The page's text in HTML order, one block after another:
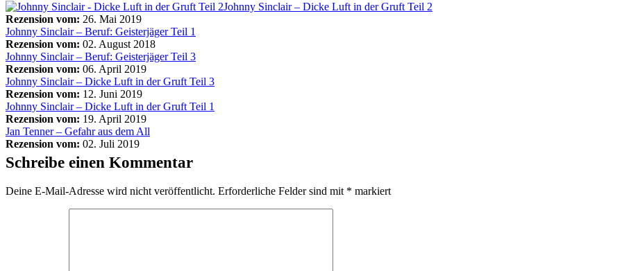
Johnny Sinclair – Dicke Luft in der Gruft Teil 2
Rezension vom: 26. Mai 2019
Johnny Sinclair – Beruf: Geisterjäger Teil 1
Rezension vom: 02. August 2018
Johnny Sinclair – Beruf: Geisterjäger Teil 3
Rezension vom: 06. April 2019
Johnny Sinclair – Dicke Luft in der Gruft Teil 3
Rezension vom: 12. Juni 2019
Johnny Sinclair – Dicke Luft in der Gruft Teil 1
Rezension vom: 19. April 2019
Jan Tenner – Gefahr aus dem All
Rezension vom: 02. Juli 2019
Schreibe einen Kommentar
Deine E-Mail-Adresse wird nicht veröffentlicht. Erforderliche Felder sind mit * markiert